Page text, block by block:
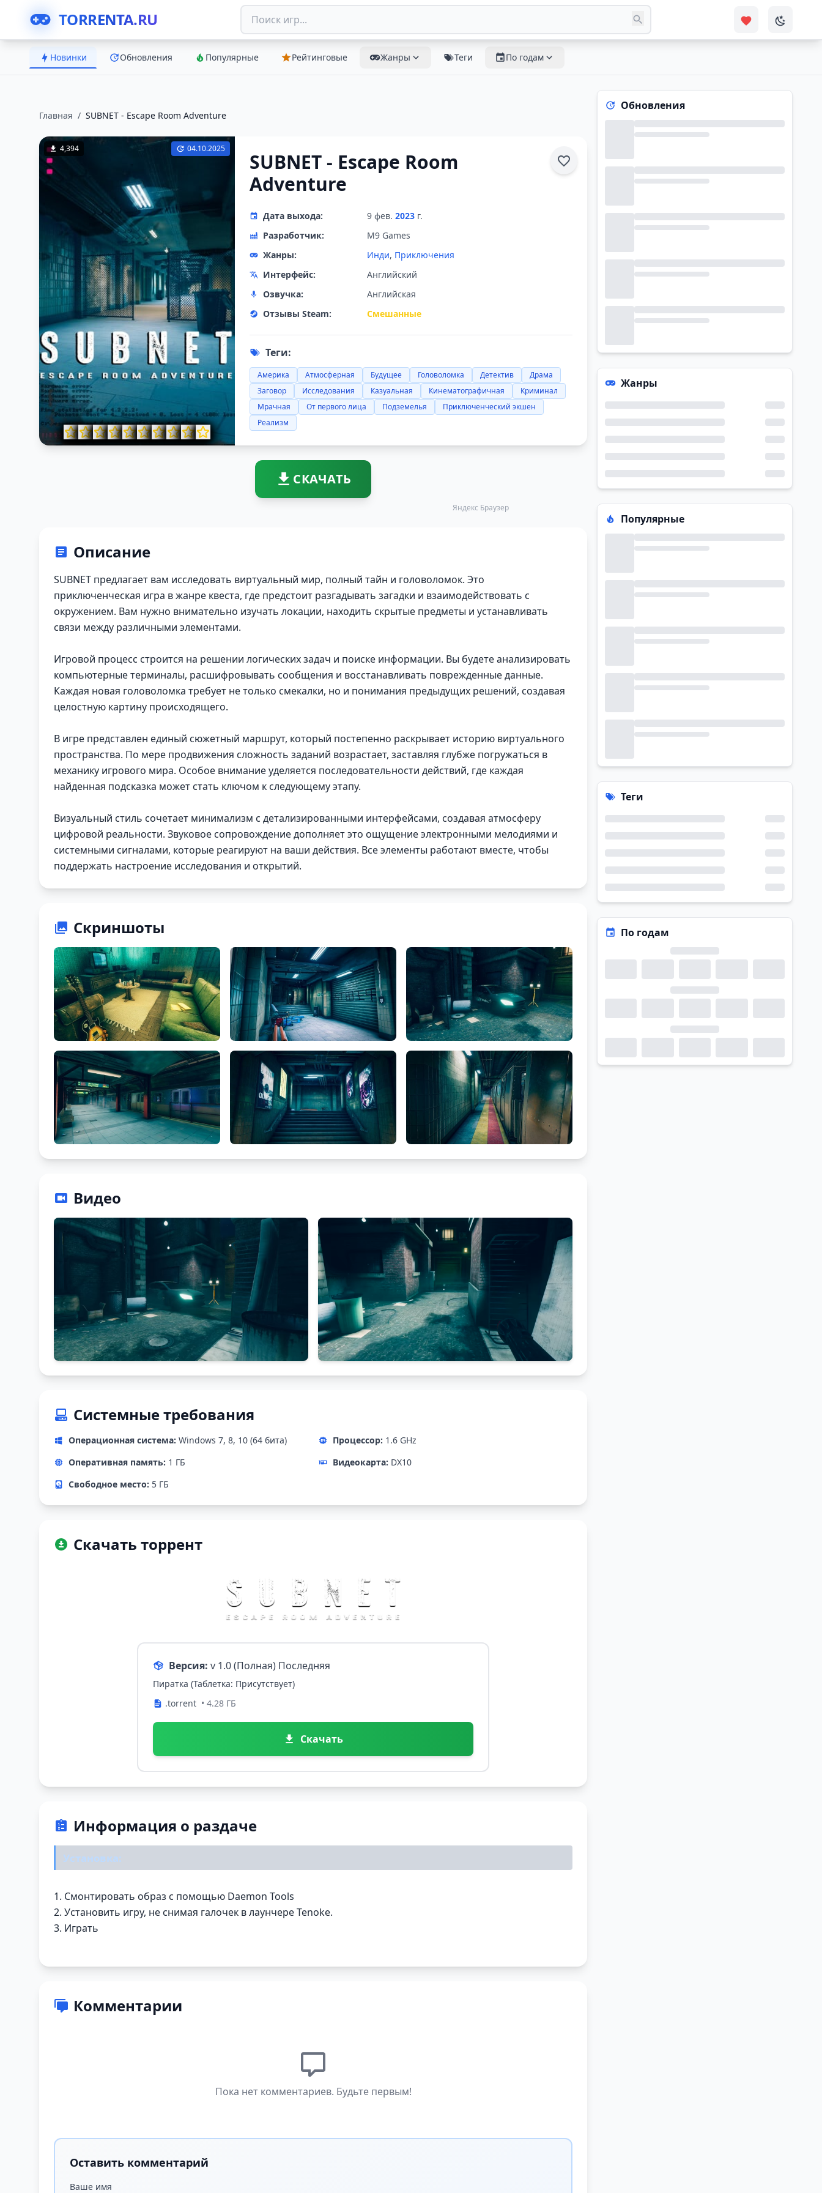
TORRENTA.RU
Новинки Обновления Популярные Рейтинговые Жанры Теги По годам
Главная / SUBNET - Escape Room Adventure
4,394 04.10.2025
SUBNET - Escape Room
Adventure
Дата выхода: 9 фев. 2023 г.
Разработчик:
M9 Games
Жанры:
Инди, Приключения
Интерфейс:
Английский
Озвучка:
Английская
Отзывы Steam:
Смешанные
Теги:
Америка Атмосферная Будущее Головоломка Детектив
Драма
Заговор
Исследования Казуальная Кинематографичная
Криминал
Мрачная
От первого лица Подземелья
Приключенческий экшен
Реализм
СКАЧАТЬ
Яндекс Браузер
Описание
SUBNET предлагает вам исследовать виртуальный мир, полный тайн и головоломок. Это
приключенческая игра в жанре квеста, где предстоит разгадывать загадки и взаимодействовать с
окружением. Вам нужно внимательно изучать локации, находить скрытые предметы и устанавливать
связи между различными элементами.
Игровой процесс строится на решении логических задач и поиске информации. Вы будете анализировать
компьютерные терминалы, расшифровывать сообщения и восстанавливать поврежденные данные.
Каждая новая головоломка требует не только смекалки, но и понимания предыдущих решений, создавая
целостную картину происходящего.
В игре представлен единый сюжетный маршрут, который постепенно раскрывает историю виртуального
пространства. По мере продвижения сложность заданий возрастает, заставляя глубже погружаться в
механику игрового мира. Особое внимание уделяется последовательности действий, где каждая
найденная подсказка может стать ключом к следующему этапу.
Визуальный стиль сочетает минимализм с детализированными интерфейсами, создавая атмосферу
цифровой реальности. Звуковое сопровождение дополняет это ощущение электронными мелодиями и
системными сигналами, которые реагируют на ваши действия. Все элементы работают вместе, чтобы
поддержать настроение исследования и открытий.
Скриншоты
Видео
Системные требования
Операционная система: Windows 7, 8, 10 (64 бита) Процессор: 1.6 GHz
Оперативная память: 1 ГБ Видеокарта: DX10
Свободное место: 5 ГБ
Скачать торрент
Версия: v 1.0 (Полная) Последняя
Пиратка (Таблетка: Присутствует)
.torrent • 4.28 ГБ
Скачать
Информация о раздаче
Установка:
1. Смонтировать образ с помощью Daemon Tools
2. Установить игру, не снимая галочек в лаунчере Tenoke.
3. Играть
Комментарии
Пока нет комментариев. Будьте первым!
Оставить комментарий
Ваше имя
Обновления
Жанры
Популярные
Теги
По годам